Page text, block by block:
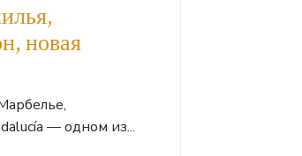
новая
— одном из...